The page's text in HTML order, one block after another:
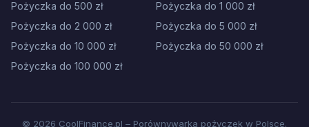
Pożyczka do 500 zł
Pożyczka do 1 000 zł
Pożyczka do 2 000 zł
Pożyczka do 5 000 zł
Pożyczka do 10 000 zł
Pożyczka do 50 000 zł
Pożyczka do 100 000 zł
© 2026 CoolFinance.pl – Porównywarka pożyczek w Polsce.